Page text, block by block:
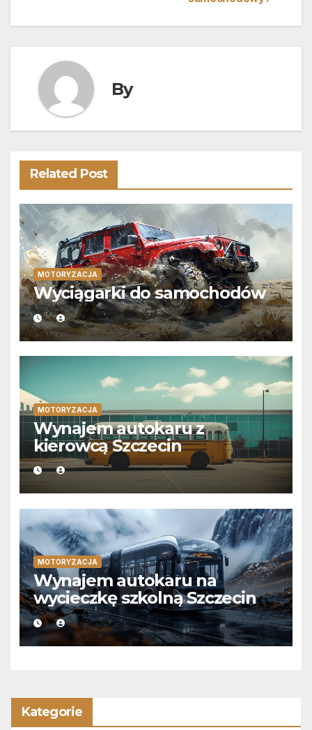
By
Related Post
MOTORYZACJA
Wyciągarki do samochodów
MOTORYZACJA
Wynajem autokaru z
kierowcą Szczecin
MOTORYZACJA
Wynajem autokaru na
wycieczkę szkolną Szczecin
Kategorie